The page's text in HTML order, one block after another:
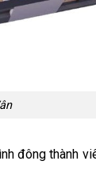
đông thành